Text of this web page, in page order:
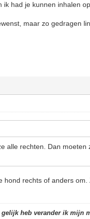
ik had je kunnen inhalen
maar zo gedragen
alle rechten. Dan
hond rechts of anders
heb verander ik mijn